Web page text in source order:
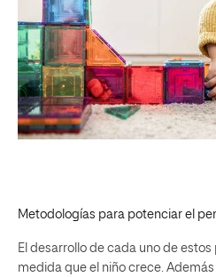
Metodologías para potenciar el
El desarrollo de cada uno de
medida que el niño crece.